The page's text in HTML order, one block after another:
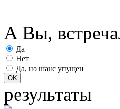
А Вы,
Да
Нет
Да, но шанс упущен
результаты